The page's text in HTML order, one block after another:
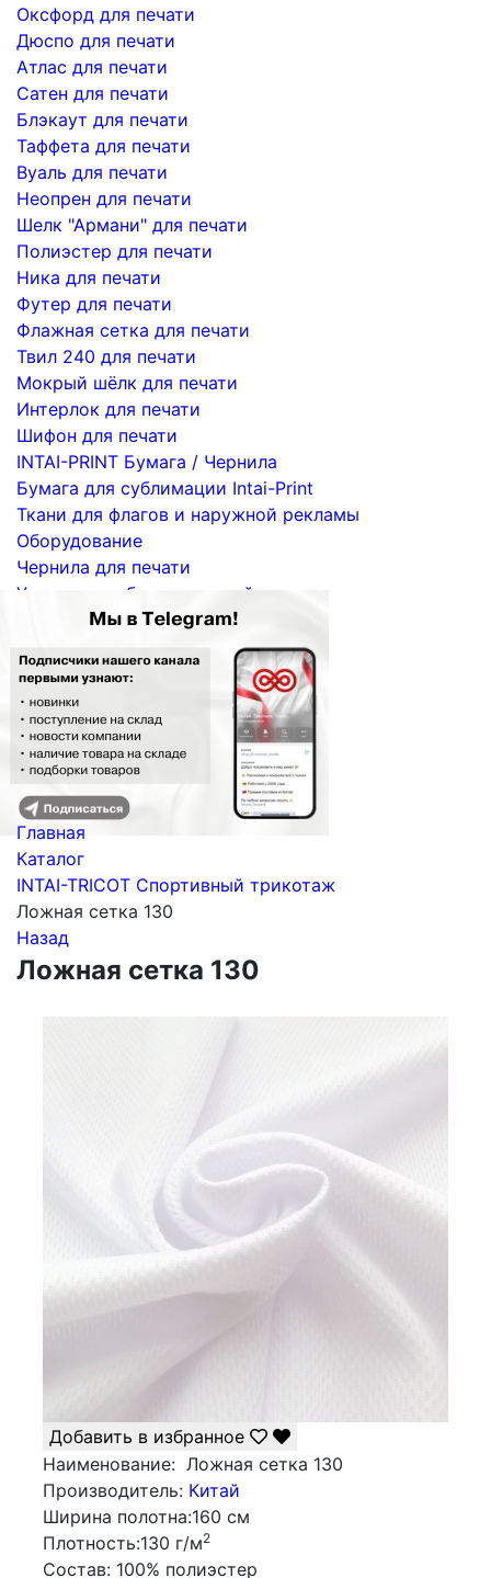
Оксфорд для печати
Дюспо для печати
Атлас для печати
Сатен для печати
Блэкаут для печати
Таффета для печати
Вуаль для печати
Неопрен для печати
Шелк "Армани" для печати
Полиэстер для печати
Ника для печати
Футер для печати
Флажная сетка для печати
Твил 240 для печати
Мокрый шёлк для печати
Интерлок для печати
Шифон для печати
INTAI-PRINT Бумага / Чернила
Бумага для сублимации Intai-Print
Ткани для флагов и наружной рекламы
Оборудование
Чернила для печати
Услуги по сублимационной печати
Главная
Каталог
INTAI-TRICOT Спортивный трикотаж
Ложная сетка 130
Назад
Ложная сетка 130
Добавить в избранное
Наименование: Ложная сетка 130
Производитель: Китай
Ширина полотна:160 см
Плотность:130 г/м2
Состав: 100% полиэстер